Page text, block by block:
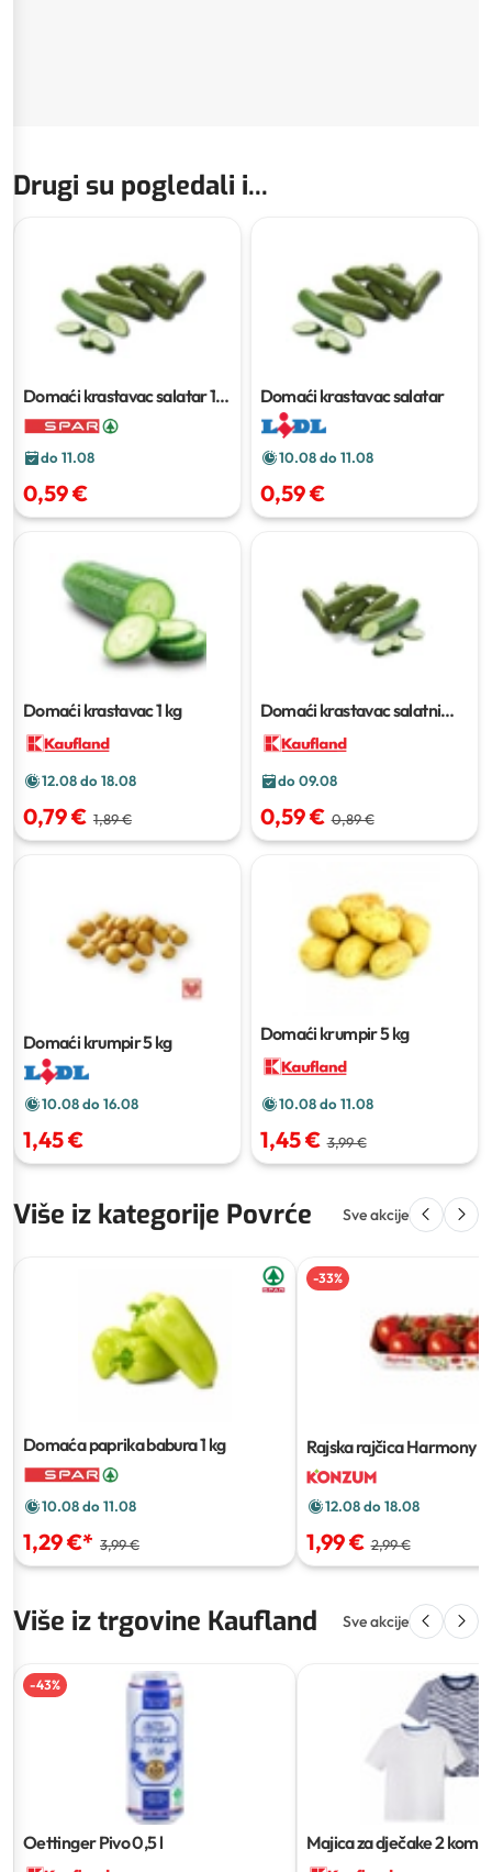
Drugi su pogledali i...
Domaći krastavac salatar1
kom
do 11.08
0,59 €
Domaći krastavac salatar
10.08 do 11.08
0,59 €
Domaći krastavac1 kg
12.08 do 18.08
0,79 € 1,89 €
Domaći krastavac salatni
komad
do 09.08
0,59 € 0,89 €
Domaći krumpir5 kg
10.08 do 16.08
1,45 €
Domaći krumpir5 kg
10.08 do 11.08
1,45 € 3,99 €
Više iz kategorije Povrće Sve akcije
Domaća paprika babura1 kg
10.08 do 11.08
1,29 €* 3,99 €
-33%
Rajska rajčica Harmony
12.08 do 18.08
1,99 € 2,99 €
Više iz trgovine Kaufland Sve akcije
-43%
Oettinger Pivo0,5 l Majica za dječake2 kom